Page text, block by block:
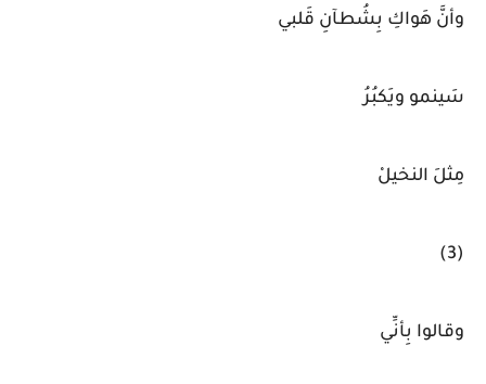
وأنَّ هَواكِ بِشُطآنِ قَلبي
سَينمو ويَكبُرُ
مِثلَ النخيلْ
(3)
وقالوا بِأنِّي